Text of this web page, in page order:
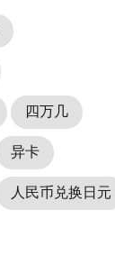
四万几
异卡
人民币兑换日元